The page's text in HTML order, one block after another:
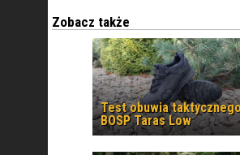
Zobacz także
Test obuwia
BOSP Taras Low